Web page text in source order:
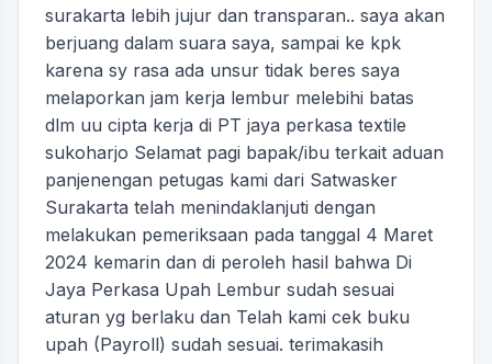
surakarta lebih jujur dan transparan.. saya akan
berjuang dalam suara saya, sampai ke kpk
karena sy rasa ada unsur tidak beres saya
melaporkan jam kerja lembur melebihi batas
dlm uu cipta kerja di PT jaya perkasa textile
sukoharjo Selamat pagi bapak/ibu terkait aduan
panjenengan petugas kami dari Satwasker
Surakarta telah menindaklanjuti dengan
melakukan pemeriksaan pada tanggal 4 Maret
2024 kemarin dan di peroleh hasil bahwa Di
Jaya Perkasa Upah Lembur sudah sesuai
aturan yg berlaku dan Telah kami cek buku
upah (Payroll) sudah sesuai. terimakasih